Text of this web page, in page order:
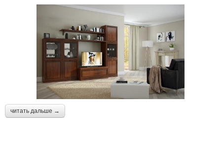
читать дальше →